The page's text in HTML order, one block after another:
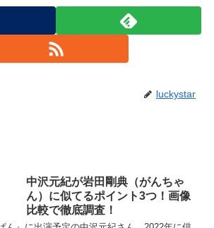
luckystar
中沢元紀が岩田剛典（がんちゃ
ん）に似てるポイント3つ！画像
比較で徹底調査！